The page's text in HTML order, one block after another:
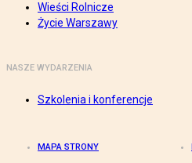
Wieści Rolnicze
Życie Warszawy
NASZE WYDARZENIA
Szkolenia i konferencje
MAPA STRONY